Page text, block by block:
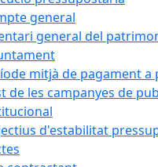
general
general del
mitjà de pagament a
de les campanyes de
d'estabilitat